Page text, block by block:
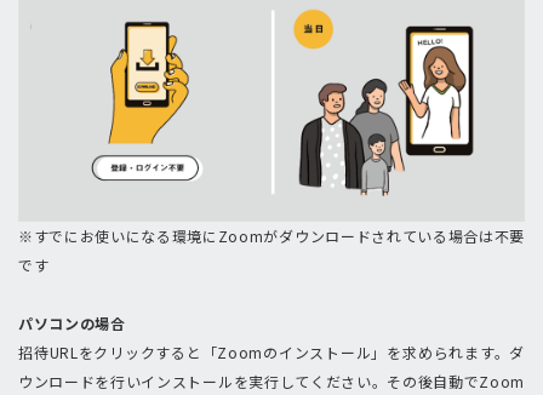
※すでにお使いになる環境にZoomがダウンロードされている場合は不要
です
パソコンの場合
招待URLをクリックすると「Zoomのインストール」を求められます。ダ
ウンロードを行いインストールを実行してください。その後自動でZoom